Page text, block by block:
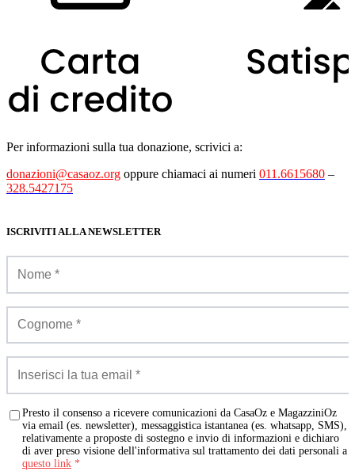
Per informazioni sulla tua donazione, scrivici a:
donazioni@casaoz.org oppure chiamaci ai numeri 011.6615680 –
328.5427175
ISCRIVITI ALLA NEWSLETTER
Presto il consenso a ricevere comunicazioni da CasaOz e MagazziniOz
via email (es. newsletter), messaggistica istantanea (es. whatsapp, SMS),
relativamente a proposte di sostegno e invio di informazioni e dichiaro
di aver preso visione dell'informativa sul trattamento dei dati personali a
questo link *